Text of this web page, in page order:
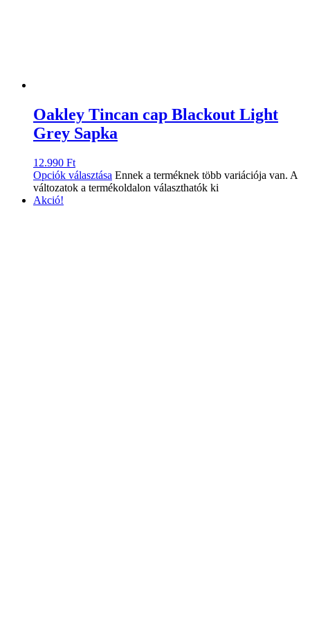
Oakley Tincan cap Blackout Light
Grey Sapka
12.990 Ft
Opciók választása Ennek a terméknek több variációja van. A
változatok a termékoldalon választhatók ki
Akció!